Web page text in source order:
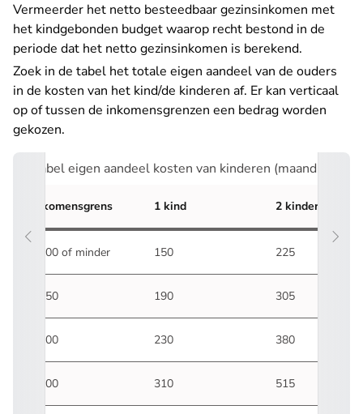
Vermeerder het netto besteedbaar gezinsinkomen met
het kindgebonden budget waarop recht bestond in de
periode dat het netto gezinsinkomen is berekend.
Zoek in de tabel het totale eigen aandeel van de ouders
in de kosten van het kind/de kinderen af. Er kan verticaal
op of tussen de inkomensgrenzen een bedrag worden
gekozen.
Tabel eigen aandeel kosten van kinderen
Inkomensgrens 1 kind 2 kinderen
1500 of minder 150 225
1750 190 305
2000 230 380
2500 310 515